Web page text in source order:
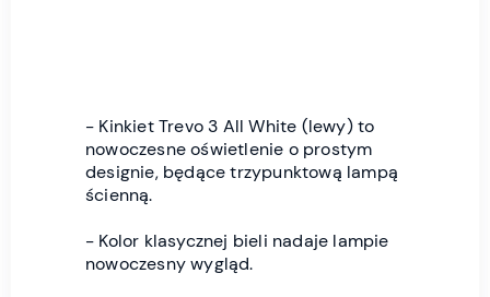
- Kinkiet Trevo 3 All White (lewy) to
nowoczesne oświetlenie o prostym
designie, będące trzypunktową lampą
ścienną.
- Kolor klasycznej bieli nadaje lampie
nowoczesny wygląd.